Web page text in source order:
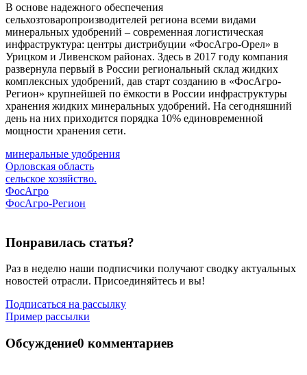
В основе надежного обеспечения
сельхозтоваропроизводителей региона всеми видами
минеральных удобрений – современная логистическая
инфраструктура: центры дистрибуции «ФосАгро-Орел» в
Урицком и Ливенском районах. Здесь в 2017 году компания
развернула первый в России региональный склад жидких
комплексных удобрений, дав старт созданию в «ФосАгро-
Регион» крупнейшей по ёмкости в России инфраструктуры
хранения жидких минеральных удобрений. На сегодняшний
день на них приходится порядка 10% единовременной
мощности хранения сети.
минеральные удобрения
Орловская область
сельское хозяйство.
ФосАгро
ФосАгро-Регион
Понравилась статья?
Раз в неделю наши подписчики получают сводку актуальных
новостей отрасли. Присоединяйтесь и вы!
Подписаться на рассылку
Пример рассылки
Обсуждение0 комментариев